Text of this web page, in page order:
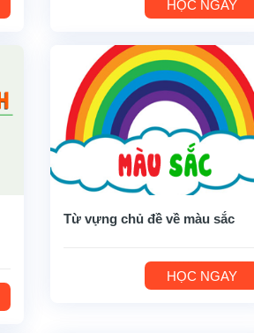
HỌC NGAY
Từ vựng chủ đề về màu sắc
HỌC NGAY